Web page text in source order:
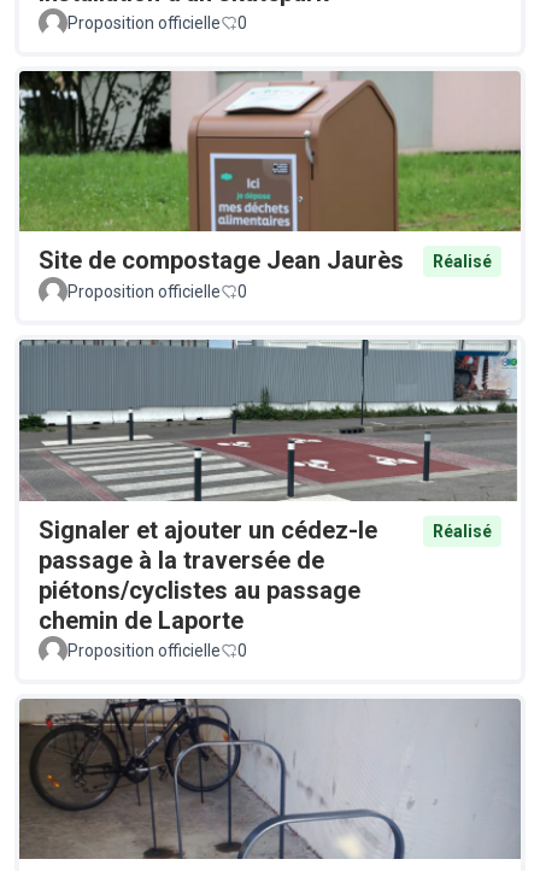
Proposition officielle 0
Site de compostage Jean Jaurès
Réalisé
Proposition officielle
0
Signaler et ajouter un cédez-le
passage à la traversée de
piétons/cyclistes au passage
chemin de Laporte
Réalisé
Proposition officielle 0